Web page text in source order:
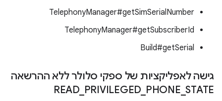
TelephonyManager#getSimSerialNumber
TelephonyManager#getSubscriberId
Build#getSerial
גישה לאפליקציות של ספקי סלולר ללא ההרשאה
READ_ PRIVILEGED PHONE _STATE